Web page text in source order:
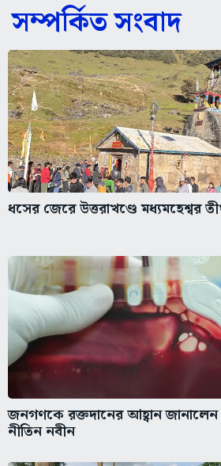
সম্পর্কিত সংবাদ
ধসের জেরে উত্তরাখণ্ডে মধ্যমহেশ্বর
জনগণকে রক্তদানের আহ্বান জানালেন
নীতিন নবীন